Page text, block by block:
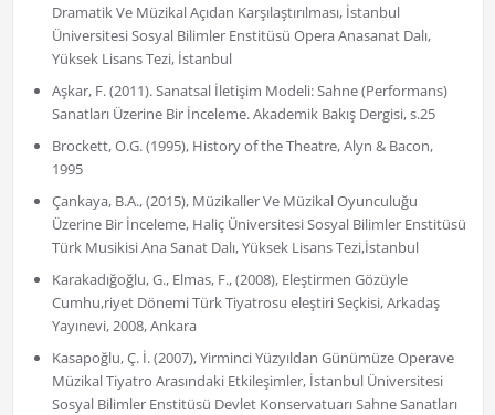
Dramatik Ve Müzikal Açıdan Karşılaştırılması, İstanbul
Üniversitesi Sosyal Bilimler Enstitüsü Opera Anasanat Dalı,
Yüksek Lisans Tezi, İstanbul
Aşkar, F. (2011). Sanatsal İletişim Modeli: Sahne (Performans)
Sanatları Üzerine Bir İnceleme. Akademik Bakış Dergisi, s.25
Brockett, O.G. (1995), History of the Theatre, Alyn & Bacon,
1995
Çankaya, B.A., (2015), Müzikaller Ve Müzikal Oyunculuğu
Üzerine Bir İnceleme, Haliç Üniversitesi Sosyal Bilimler Enstitüsü
Türk Musikisi Ana Sanat Dalı, Yüksek Lisans Tezi,İstanbul
Karakadığoğlu, G., Elmas, F., (2008), Eleştirmen Gözüyle
Cumhu,riyet Dönemi Türk Tiyatrosu eleştiri Seçkisi, Arkadaş
Yayınevi, 2008, Ankara
Kasapoğlu, Ç. İ. (2007), Yirminci Yüzyıldan Günümüze Operave
Müzikal Tiyatro Arasındaki Etkileşimler, İstanbul Üniversitesi
Sosyal Bilimler Enstitüsü Devlet Konservatuarı Sahne Sanatları